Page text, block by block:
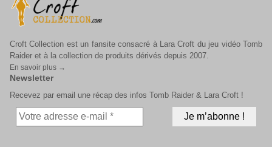
Croft Collection est un fansite consacré à Lara Croft du jeu vidéo Tomb
Raider et à la collection de produits dérivés depuis 2007.
En savoir plus →
Newsletter
Recevez par email une récap des infos Tomb Raider & Lara Croft !